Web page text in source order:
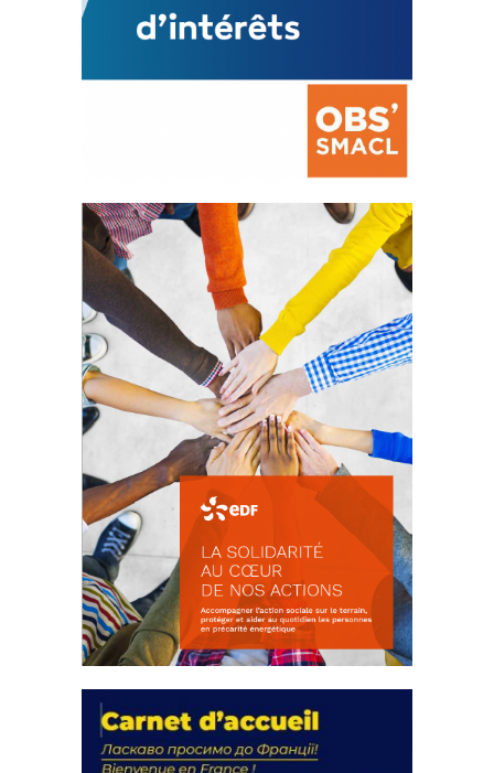
La prévention des conflits
d’intérêts
18 septembre 2023
FEUILLETER
actions
18 septembre 2023